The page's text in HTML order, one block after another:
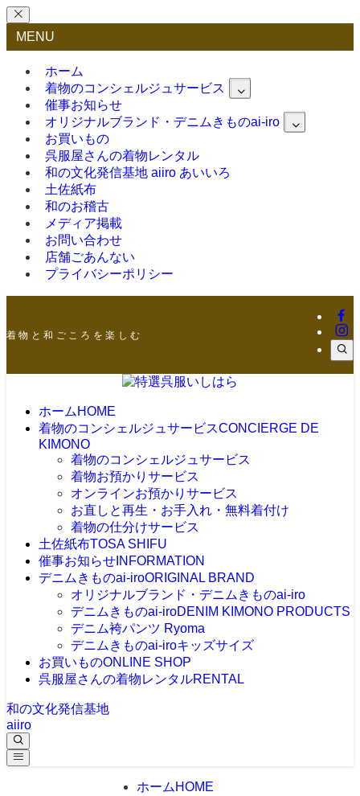
MENU
ホーム
着物のコンシェルジュサービス
催事お知らせ
オリジナルブランド・デニムきものai-iro
お買いもの
呉服屋さんの着物レンタル
和の文化発信基地 aiiro あいいろ
土佐紙布
和のお稽古
メディア掲載
お問い合わせ
店舗ごあんない
プライバシーポリシー
着 物 と 和 ご こ ろ を 楽 し む
ホーム HOME
着物のコンシェルジュサービスCONCIERGE DE
KIMONO
着物のコンシェルジュサービス
着物お預かりサービス
オンラインお預かりサービス
お直しと再生・お手入れ・無料着付け
着物の仕分けサービス
土佐紙布TOSA SHIFU
催事お知らせ INFORMATION
デニムきものai-iroORIGINAL BRAND
オリジナルブランド・デニムきものai-iro
デニムきものai-iroDENIM KIMONO PRODUCTS
デニム袴パンツ Ryoma
デニムきものai-iroキッズサイズ
お買いものONLINE SHOP
呉服屋さんの着物レンタルRENTAL
和の文化発信基地
aiiro
ホーム HOME